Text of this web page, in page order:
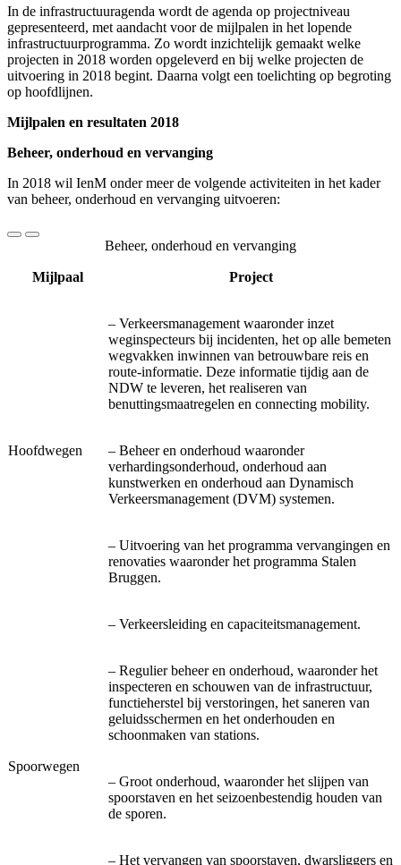
In de infrastructuuragenda wordt de agenda op projectniveau
gepresenteerd, met aandacht voor de mijlpalen in het lopende
infrastructuurprogramma. Zo wordt inzichtelijk gemaakt welke
projecten in 2018 worden opgeleverd en bij welke projecten de
uitvoering in 2018 begint. Daarna volgt een toelichting op begroting
op hoofdlijnen.
Mijlpalen en resultaten 2018
Beheer, onderhoud en vervanging
In 2018 wil IenM onder meer de volgende activiteiten in het kader
van beheer, onderhoud en vervanging uitvoeren:
Beheer, onderhoud en vervanging
Mijlpaal Project
Hoofdwegen
– Verkeersmanagement waaronder inzet
weginspecteurs bij incidenten, het op alle bemeten
wegvakken inwinnen van betrouwbare reis en
route-informatie. Deze informatie tijdig aan de
NDW te leveren, het realiseren van
benuttingsmaatregelen en connecting mobility.
– Beheer en onderhoud waaronder
verhardingsonderhoud, onderhoud aan
kunstwerken en onderhoud aan Dynamisch
Verkeersmanagement (DVM) systemen.
– Uitvoering van het programma vervangingen en
renovaties waaronder het programma Stalen
Bruggen.
Spoorwegen
– Verkeersleiding en capaciteitsmanagement.
– Regulier beheer en onderhoud, waaronder het
inspecteren en schouwen van de infrastructuur,
functieherstel bij verstoringen, het saneren van
geluidsschermen en het onderhouden en
schoonmaken van stations.
– Groot onderhoud, waaronder het slijpen van
spoorstaven en het seizoenbestendig houden van
de sporen.
– Het vervangen van spoorstaven, dwarsliggers en